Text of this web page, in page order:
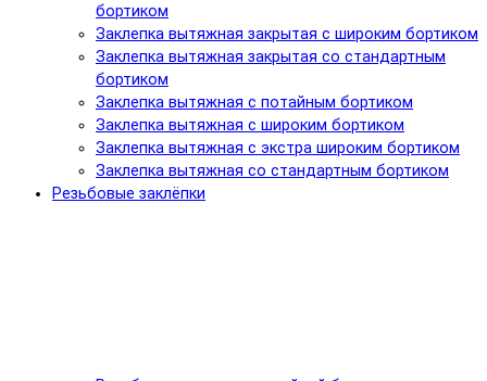
бортиком
Заклепка вытяжная закрытая с широким бортиком
Заклепка вытяжная закрытая со стандартным
бортиком
Заклепка вытяжная с потайным бортиком
Заклепка вытяжная с широким бортиком
Заклепка вытяжная с экстра широким бортиком
Заклепка вытяжная со стандартным бортиком
Резьбовые заклёпки